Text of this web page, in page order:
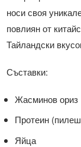
носи своя
повлиян от
Тайландски
Съставки:
Жасминов ориз
Протеин
Яйца